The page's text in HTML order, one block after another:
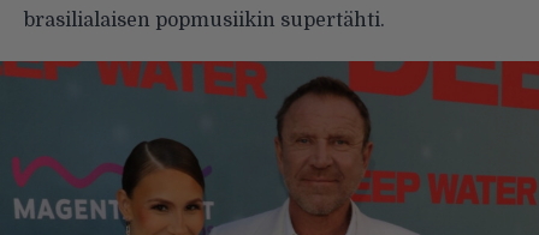
brasilialaisen popmusiikin supertähti.